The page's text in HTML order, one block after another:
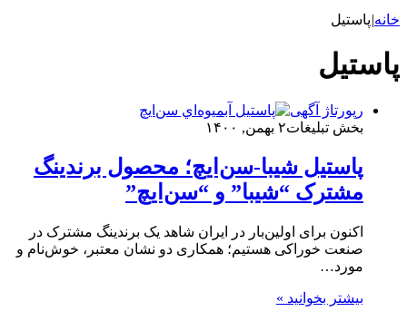
خانه|پاستيل
پاستيل
رپورتاژ آگهی
بخش تبلیغات۲ بهمن, ۱۴۰۰
پاستیل شیبا-سن‌ایچ؛ محصول برندینگ
مشترک “شیبا” و “سن‌ایچ”
اکنون برای اولین‌بار در ایران شاهد یک برندینگ مشترک در
صنعت خوراکی هستیم؛ همکاری دو نشان معتبر، خوش‌نام و
مورد…
بیشتر بخوانید »